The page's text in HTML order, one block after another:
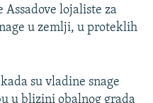
lojaliste za
u zemlji, u proteklih
su vladine snage
u blizini obalnog grada